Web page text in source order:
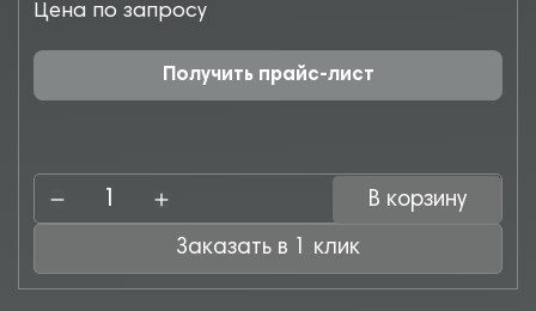
Цена по запросу
Получить прайс-лист
В корзину
Заказать в 1 клик